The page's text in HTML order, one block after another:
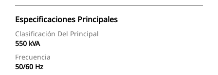
Especificaciones Principales
Clasificación Del Principal
550 kVA
Frecuencia
50/60 Hz